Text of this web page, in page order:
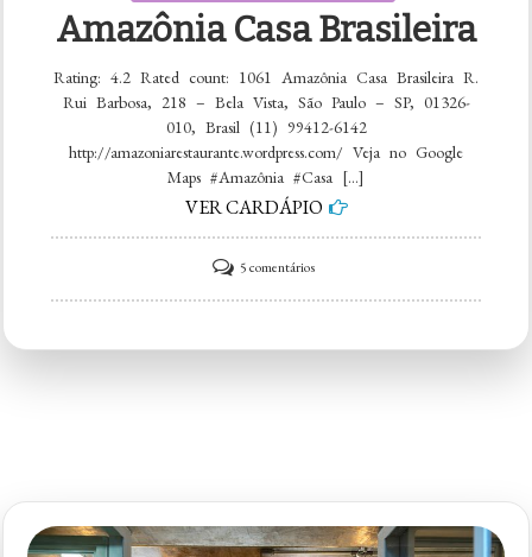
Amazônia Casa Brasileira
Rating: 4.2 Rated count: 1061 Amazônia Casa Brasileira R.
Rui Barbosa, 218 – Bela Vista, São Paulo – SP, 01326-
010, Brasil (11) 99412-6142
http://amazoniarestaurante.wordpress.com/ Veja no Google
Maps #Amazônia #Casa […]
VER CARDÁPIO
5 comentáriosem
Amazônia